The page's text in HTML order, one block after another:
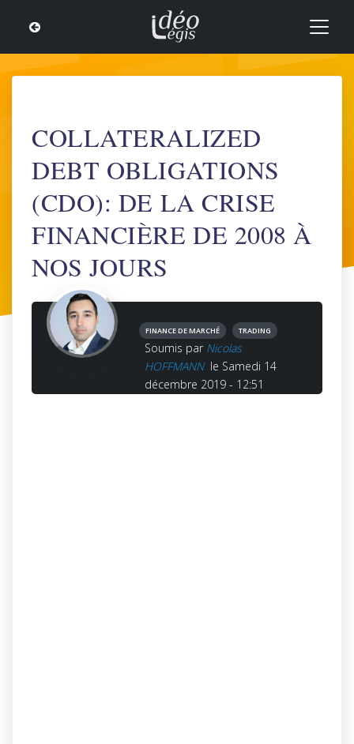
COLLATERALIZED
DEBT OBLIGATIONS
(CDO): DE LA CRISE
FINANCIÈRE DE 2008 À
NOS JOURS
FINANCE DE MARCHÉ TRADING
Soumis par Nicolas
HOFFMANN le Samedi 14
décembre 2019 - 12:51